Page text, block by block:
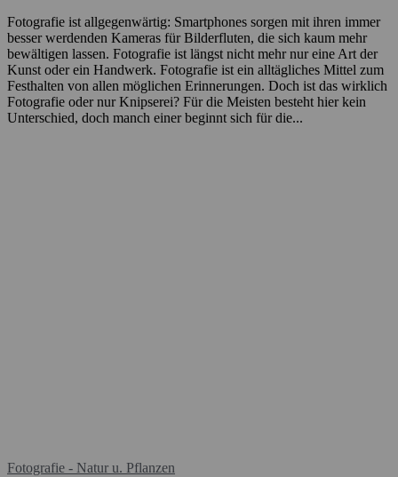
Fotografie ist allgegenwärtig: Smartphones sorgen mit ihren immer
besser werdenden Kameras für Bilderfluten, die sich kaum mehr
bewältigen lassen. Fotografie ist längst nicht mehr nur eine Art der
Kunst oder ein Handwerk. Fotografie ist ein alltägliches Mittel zum
Festhalten von allen möglichen Erinnerungen. Doch ist das wirklich
Fotografie oder nur Knipserei? Für die Meisten besteht hier kein
Unterschied, doch manch einer beginnt sich für die...
Fotografie - Natur u. Pflanzen